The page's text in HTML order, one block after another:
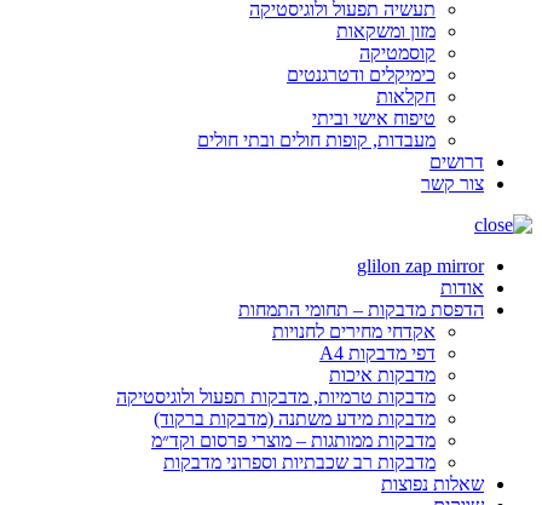
תעשיה תפעול ולוגיסטיקה
מזון ומשקאות
קוסמטיקה
כימיקלים ודטרגנטים
חקלאות
טיפוח אישי וביתי
מעבדות, קופות חולים ובתי חולים
דרושים
צור קשר
glilon zap mirror
אודות
הדפסת מדבקות – תחומי התמחות
אקדחי מחירים לחנויות
דפי מדבקות A4
מדבקות איכות
מדבקות טרמיות, מדבקות תפעול ולוגיסטיקה
מדבקות מידע משתנה (מדבקות ברקוד)
מדבקות ממותגות – מוצרי פרסום וקד״מ
מדבקות רב שכבתיות וספרוני מדבקות
שאלות נפוצות